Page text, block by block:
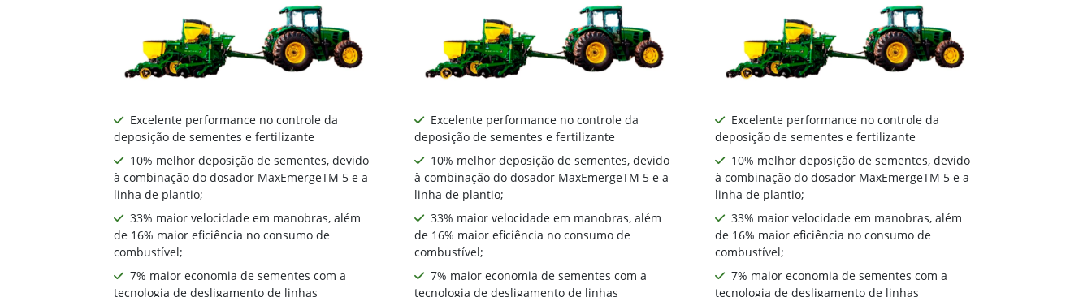
Excelente performance no controle da
deposição de sementes e fertilizante
10% melhor deposição de sementes, devido
à combinação do dosador MaxEmergeTM 5 e a
linha de plantio;
33% maior velocidade em manobras, além
de 16% maior eficiência no consumo de
combustível;
7% maior economia de sementes com a
tecnologia de desligamento de linhas
Excelente performance no controle da
deposição de sementes e fertilizante
10% melhor deposição de sementes, devido
à combinação do dosador MaxEmergeTM 5 e a
linha de plantio;
33% maior velocidade em manobras, além
de 16% maior eficiência no consumo de
combustível;
7% maior economia de sementes com a
tecnologia de desligamento de linhas
Excelente performance no controle da
deposição de sementes e fertilizante
10% melhor deposição de sementes, devido
à combinação do dosador MaxEmergeTM 5 e a
linha de plantio;
33% maior velocidade em manobras, além
de 16% maior eficiência no consumo de
combustível;
7% maior economia de sementes com a
tecnologia de desligamento de linhas